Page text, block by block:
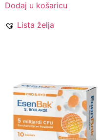
Dodaj u košaricu
Lista želja